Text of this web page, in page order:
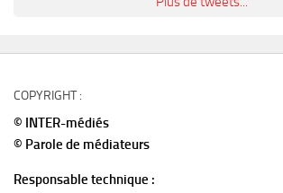
COPYRIGHT :
© INTER-médiés
© Parole de médiateurs
Responsable technique :